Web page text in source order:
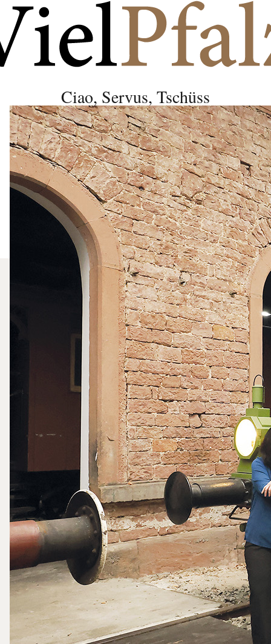
Ciao, Servus, Tschüss